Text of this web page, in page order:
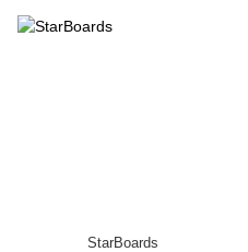
StarBoards